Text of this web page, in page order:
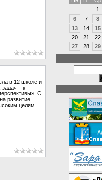
в 12 школе и
– к
С
развитие
целям
1
6
7 8
13
14 15
20
21 22
27
28 29